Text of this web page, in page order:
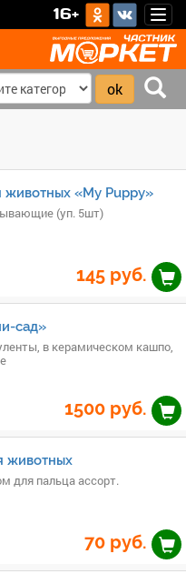
16+
животных «My Puppy»
(уп. 5шт)
145 руб.
сад»
в керамическом кашпо,
1500 руб.
животных
для пальца ассорт.
70 руб.